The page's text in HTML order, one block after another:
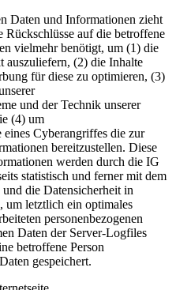
Daten und Informationen zieht
auf die betroffene
vielmehr benötigt, um (1) die
auszuliefern, (2) die Inhalte
für diese zu optimieren, (3)
und der Technik unserer
(4) um
Cyberangriffes die zur
bereitzustellen. Diese
werden durch die IG
statistisch und ferner mit dem
die Datensicherheit in
um letztlich ein optimales
personenbezogenen
Daten der Server-Logfiles
betroffene Person
gespeichert.